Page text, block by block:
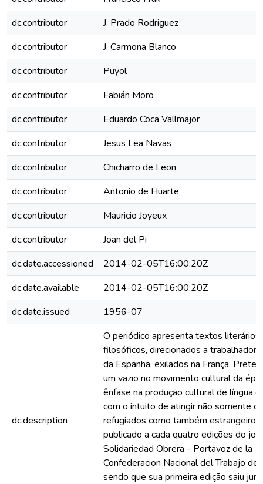
dc.contributor
J. Prado Rodriguez
dc.contributor
J. Carmona Blanco
dc.contributor
Puyol
dc.contributor
Fabián Moro
dc.contributor
Eduardo Coca Vallmajor
dc.contributor
Jesus Lea Navas
dc.contributor
Chicharro de Leon
dc.contributor
Antonio de Huarte
dc.contributor
Mauricio Joyeux
dc.contributor
Joan del Pi
dc.date.accessioned
2014-02-05T16:00:20Z
dc.date.available
2014-02-05T16:00:20Z
dc.date.issued
1956-07
dc.description
O periódico apresenta textos literários,
filosóficos, direcionados a
da Espanha, exilados na França.
um vazio no movimento cultural da
ênfase na produção cultural de língua
com o intuito de atingir não somente os
refugiados como também
publicado a cada quatro edições do
Solidariedad Obrera - Portavoz de la
Confederacion Nacional del Trabajo de
sendo que sua primeira edição saiu